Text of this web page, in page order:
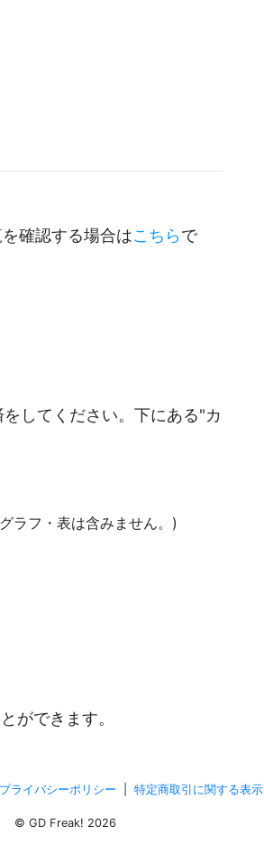
確認する場合はこちらで
してください。下にある"カ
ラフ・表は含みません。)
ができます。
プライバシーポリシー 特定商取引に関する表示
© GD Freak! 2026